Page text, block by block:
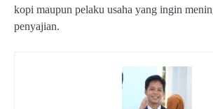
kopi maupun pelaku usaha yang ingin
penyajian.